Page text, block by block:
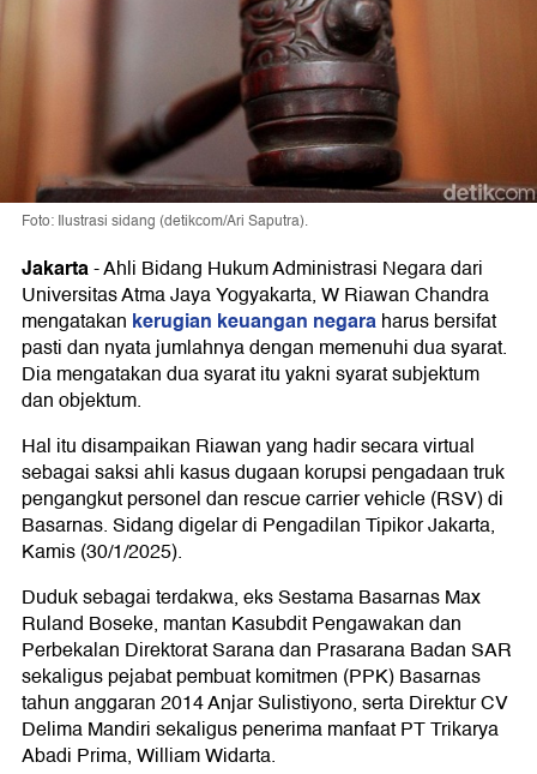
Foto: Ilustrasi sidang (detikcom/Ari Saputra).
Jakarta-Ahli Bidang Hukum Administrasi Negara dari
Universitas Atma Jaya Yogyakarta, W Riawan Chandra
mengatakan kerugian keuangan negaraharus bersifat
pasti dan nyata jumlahnya dengan memenuhi dua syarat.
Dia mengatakan dua syarat itu yakni syarat subjektum
dan objektum.
Hal itu disampaikan Riawan yang hadir secara virtual
sebagai saksi ahli kasus dugaan korupsi pengadaan truk
pengangkut personel dan rescue carrier vehicle (RSV) di
Basarnas. Sidang digelar di Pengadilan Tipikor Jakarta,
Kamis (30/1/2025).
Duduk sebagai terdakwa, eks Sestama Basarnas Max
Ruland Boseke, mantan Kasubdit Pengawakan dan
Perbekalan Direktorat Sarana dan Prasarana Badan SAR
sekaligus pejabat pembuat komitmen (PPK) Basarnas
tahun anggaran 2014 Anjar Sulistiyono, serta Direktur CV
Delima Mandiri sekaligus penerima manfaat PT Trikarya
Abadi Prima, William Widarta.